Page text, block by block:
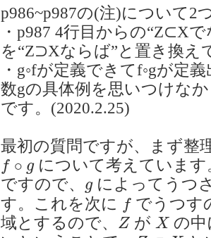
p986~p987の(注)について2
・p987 4行目からの“Z⊂X
を“Z⊃Xならば”と置き換え
・g◦fが定義できてf◦gが定
数gの具体例を思いつけな
です。(2020.2.25)
最初の質問ですが、まず整
f ∘ g
f∘g について考えています
ですので、
g
gによってうつ
す。これを次に
f
f でうつす
域とするので、
Z
Zが X
Xの中